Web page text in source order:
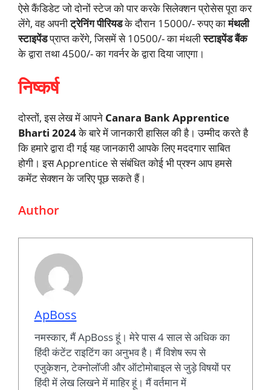
ऐसे कैंडिडेट जो दोनों स्टेज को पार करके सिलेक्शन प्रोसेस पूरा कर
लेंगे, वह अपनीट्रेनिंग पीरियडके दौरान 15000/- रुपए कामंथली
स्टाइपेंडप्राप्त करेंगे, जिसमें से 10500/- का मंथलीस्टाइपेंड बैंक
के द्वारा तथा 4500/- का गवर्नर के द्वारा दिया जाएगा।
निष्कर्ष
दोस्तों, इस लेख में आपने Canara Bank Apprentice
Bharti 2024के बारे में जानकारी हासिल की है। उम्मीद करते है
कि हमारे द्वारा दी गई यह जानकारी आपके लिए मददगार साबित
होगी। इस Apprentice से संबंधित कोई भी प्रश्न आप हमसे
कमेंट सेक्शन के जरिए पूछ सकते हैं।
Author
ApBoss
नमस्कार, मैं ApBoss हूं। मेरे पास 4 साल से अधिक का
हिंदी कंटेंट राइटिंग का अनुभव है। मैं विशेष रूप से
एजुकेशन, टेक्नोलॉजी और ऑटोमोबाइल से जुड़े विषयों पर
हिंदी में लेख लिखने में माहिर हूं। मैं वर्तमान में